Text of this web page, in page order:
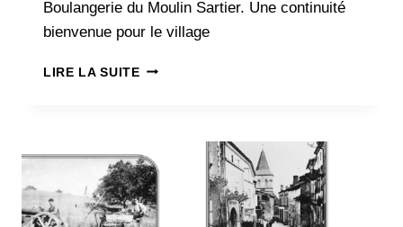
Boulangerie du Moulin Sartier. Une continuité
bienvenue pour le village
LIRE LA SUITEPASSAGE
BOULANGERIE